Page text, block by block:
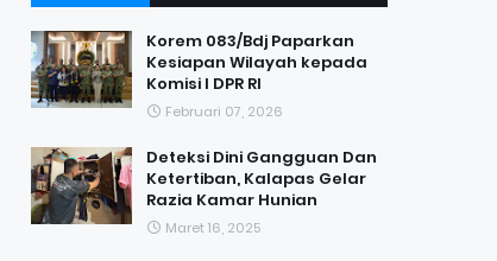
Korem 083/Bdj Paparkan
Kesiapan Wilayah kepada
Komisi I DPR RI
Februari 07, 2026
Deteksi Dini Gangguan Dan
Ketertiban, Kalapas Gelar
Razia Kamar Hunian
Maret 16, 2025